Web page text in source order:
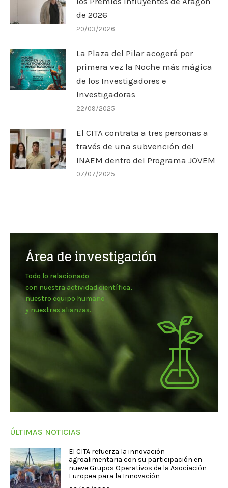
de 2026
20/03/2026
La Plaza del Pilar acogerá por
primera vez la Noche más mágica
de los Investigadores e
Investigadoras
22/09/2025
El CITA contrata a tres personas a
través de una subvención del
INAEM dentro del Programa JOVEM
07/07/2025
Área de investigación
Todo lo relacionado
con nuestra actividad científica,
nuestro equipo humano
y nuestras alianzas.
ÚLTIMAS NOTICIAS
El CITA refuerza la innovación
agroalimentaria con su participación en
nueve Grupos Operativos de la Asociación
Europea para la Innovación